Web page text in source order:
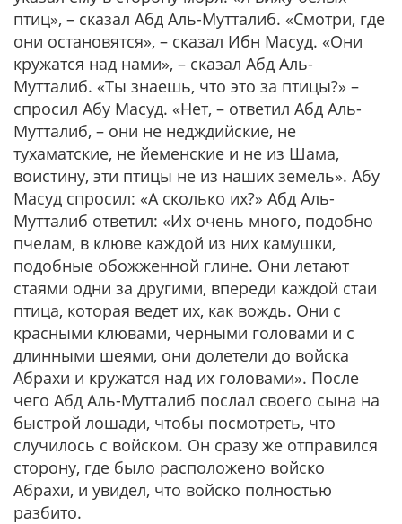
птиц», – сказал Абд Аль-Мутталиб. «Смотри, где
они остановятся», – сказал Ибн Масуд. «Они
кружатся над нами», – сказал Абд Аль-
Мутталиб. «Ты знаешь, что это за птицы?» –
спросил Абу Масуд. «Нет, – ответил Абд Аль-
Мутталиб, – они не недждийские, не
тухаматские, не йеменские и не из Шама,
воистину, эти птицы не из наших земель». Абу
Масуд спросил: «А сколько их?» Абд Аль-
Мутталиб ответил: «Их очень много, подобно
пчелам, в клюве каждой из них камушки,
подобные обожженной глине. Они летают
стаями одни за другими, впереди каждой стаи
птица, которая ведет их, как вождь. Они с
красными клювами, черными головами и с
длинными шеями, они долетели до войска
Абрахи и кружатся над их головами». После
чего Абд Аль-Мутталиб послал своего сына на
быстрой лошади, чтобы посмотреть, что
случилось с войском. Он сразу же отправился
сторону, где было расположено войско
Абрахи, и увидел, что войско полностью
разбито.